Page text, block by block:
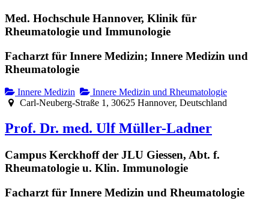
Med. Hochschule Hannover, Klinik für
Rheumatologie und Immunologie
Facharzt für Innere Medizin; Innere Medizin und
Rheumatologie
Innere Medizin
Innere Medizin und Rheumatologie
Carl-Neuberg-Straße 1, 30625 Hannover, Deutschland
Prof. Dr. med. Ulf Müller-Ladner
Campus Kerckhoff der JLU Giessen, Abt. f.
Rheumatologie u. Klin. Immunologie
Facharzt für Innere Medizin und Rheumatologie